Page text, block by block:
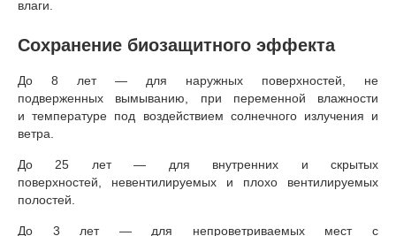
влаги.
Сохранение биозащитного эффекта
До 8 лет — для наружных поверхностей, не
подверженных вымыванию, при переменной влажности
и температуре под воздействием солнечного излучения и
ветра.
До 25 лет — для внутренних и скрытых
поверхностей, невентилируемых и плохо вентилируемых
полостей.
До 3 лет — для непроветриваемых мест с